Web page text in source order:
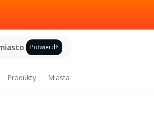
Potwierdź
Produkty Miasta